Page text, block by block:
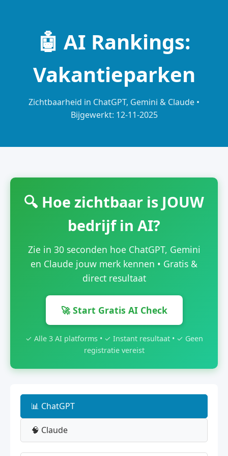
🤖 AI Rankings:
Vakantieparken
Zichtbaarheid in ChatGPT, Gemini & Claude •
Bijgewerkt: 12-11-2025
🔍 Hoe zichtbaar is JOUW
bedrijf in AI?
Zie in 30 seconden hoe ChatGPT, Gemini
en Claude jouw merk kennen • Gratis &
direct resultaat
🚀 Start Gratis AI Check
✓ Alle 3 AI platforms • ✓ Instant resultaat • ✓ Geen
registratie vereist
📊 ChatGPT
🧠 Claude